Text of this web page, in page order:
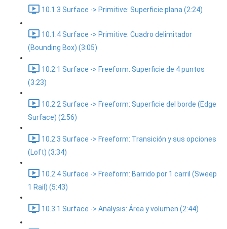
10.1.3 Surface -> Primitive: Superficie plana (2:24)
10.1.4 Surface -> Primitive: Cuadro delimitador
(Bounding Box) (3:05)
10.2.1 Surface -> Freeform: Superficie de 4 puntos
(3:23)
10.2.2 Surface -> Freeform: Superficie del borde (Edge
Surface) (2:56)
10.2.3 Surface -> Freeform: Transición y sus opciones
(Loft) (3:34)
10.2.4 Surface -> Freeform: Barrido por 1 carril (Sweep
1 Rail) (5:43)
10.3.1 Surface -> Analysis: Área y volumen (2:44)